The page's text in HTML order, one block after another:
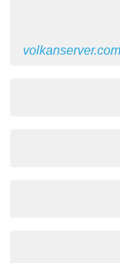
volkanserver.com